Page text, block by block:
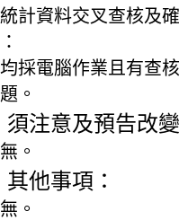
計資料交叉查核及
均採電腦作業且有查
題。
須注意及預告改
無。
其他事項：
無。